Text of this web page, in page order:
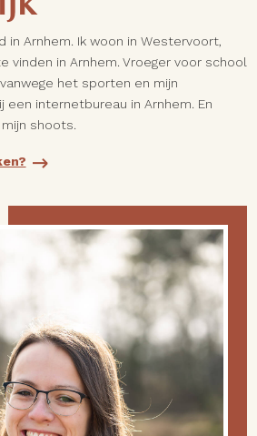
in Arnhem. Ik woon in Westervoort,
vinden in Arnhem. Vroeger voor school
het sporten en mijn
een internetbureau in Arnhem. En
shoots.